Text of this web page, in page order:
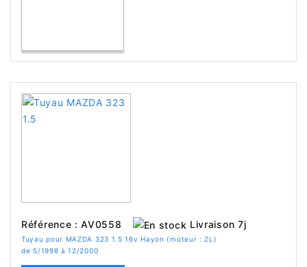
Référence : AV0558 Livraison 7j
Tuyau pour MAZDA 323 1.5 16v Hayon (moteur : ZL)
de 5/1998 à 12/2000